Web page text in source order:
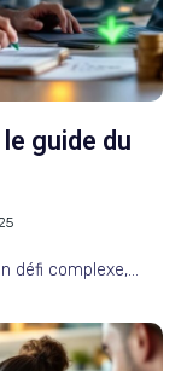
guide du
défi complexe,…